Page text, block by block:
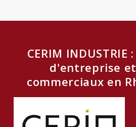
CERIM
d'entreprise
commerciaux en